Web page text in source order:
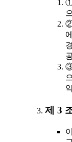
①
②
③
제 3